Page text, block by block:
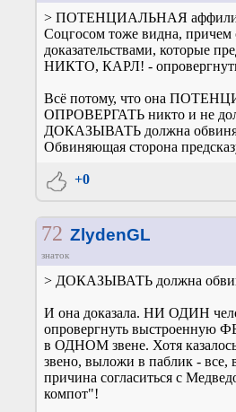
> ПОТЕНЦИАЛЬНАЯ
Соцгосом тоже видна, причем
доказательствами, которые
НИКТО, КАРЛ! -
Всё потому, что она
ОПРОВЕРГАТЬ никто и не
ДОКАЗЫВАТЬ должна
Обвиняющая сторона
+0
72 ZlydenGL
знаток
> ДОКАЗЫВАТЬ должна
И она доказала. НИ ОДИН
опровергнуть выстроенную
в ОДНОМ звене. Хотя
звено, выложи в паблик - все,
причина согласиться с
компот"!